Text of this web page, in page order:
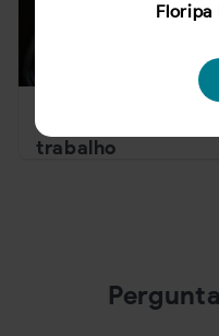
trabalho
no primeiro
Floripa